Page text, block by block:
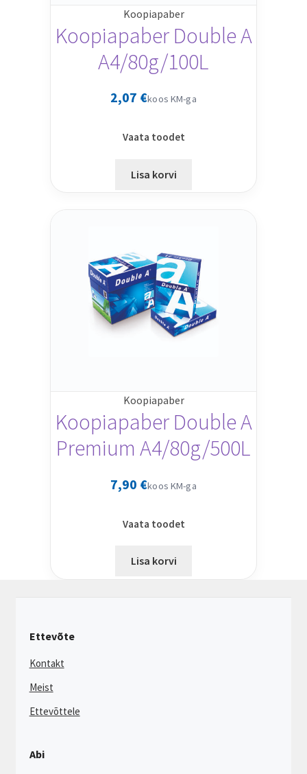
Koopiapaber
Koopiapaber Double A
A4/80g/100L
2,07 €koos KM-ga
Vaata toodet
Lisa korvi
Koopiapaber
Koopiapaber Double A
Premium A4/80g/500L
7,90 €koos KM-ga
Vaata toodet
Lisa korvi
Ettevõte
Kontakt
Meist
Ettevõttele
Abi